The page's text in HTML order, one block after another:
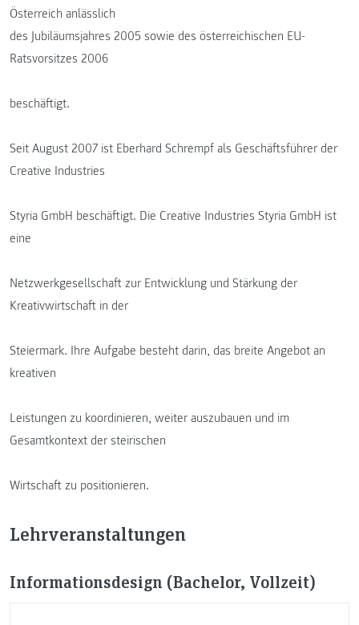
Österreich anlässlich
des Jubiläumsjahres 2005 sowie des österreichischen EU-
Ratsvorsitzes 2006
beschäftigt.
Seit August 2007 ist Eberhard Schrempf als Geschäftsführer der
Creative Industries
Styria GmbH beschäftigt. Die Creative Industries Styria GmbH ist
eine
Netzwerkgesellschaft zur Entwicklung und Stärkung der
Kreativwirtschaft in der
Steiermark. Ihre Aufgabe besteht darin, das breite Angebot an
kreativen
Leistungen zu koordinieren, weiter auszubauen und im
Gesamtkontext der steirischen
Wirtschaft zu positionieren.
Lehrveranstaltungen
Informationsdesign (Bachelor, Vollzeit)